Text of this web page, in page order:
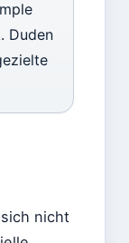
Duden
nicht